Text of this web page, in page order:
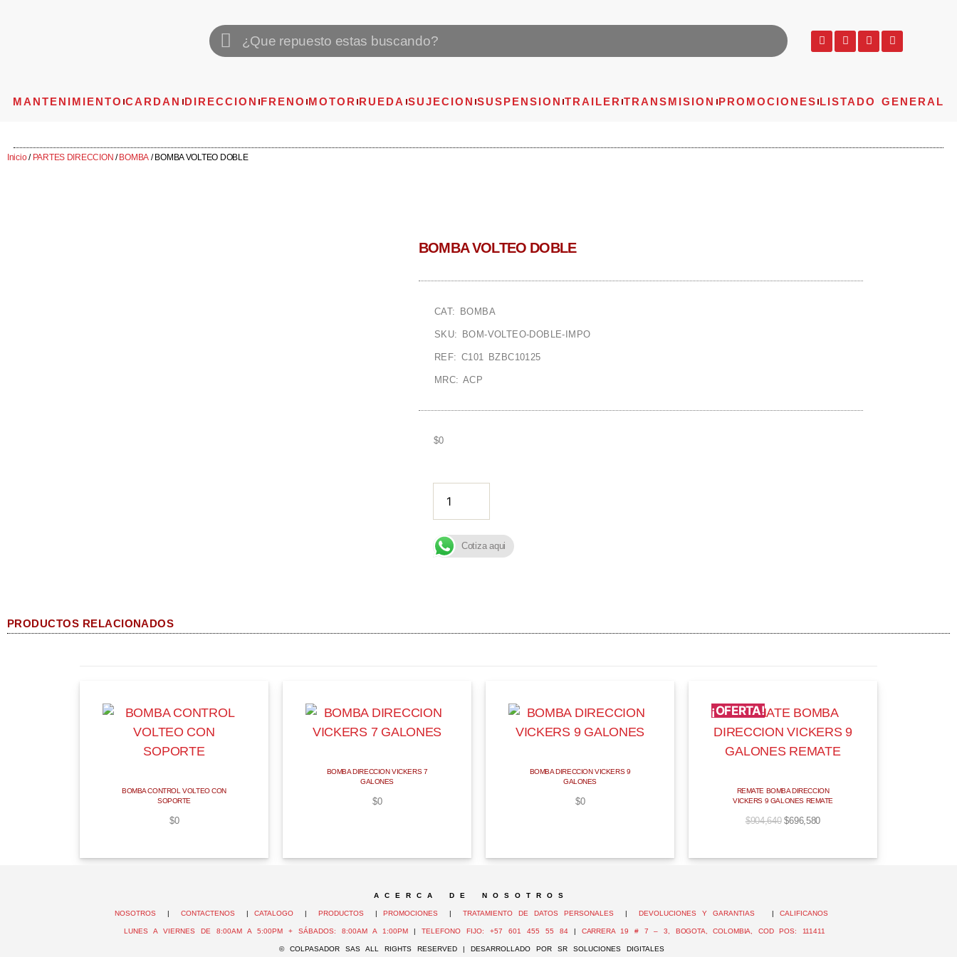
MANTENIMIENTO CARDAN DIRECCION FRENO MOTOR RUEDA SUJECION SUSPENSION TRAILER TRANSMISION PROMOCIONES LISTADO GENERAL
Inicio/ PARTES DIRECCION / BOMBA / BOMBA VOLTEO DOBLE
BOMBA VOLTEO DOBLE
CAT: BOMBA
SKU: BOM-VOLTEO-DOBLE-IMPO
REF: C101 BZBC10125
MRC: ACP
$0
Cotiza aqui
PRODUCTOS RELACIONADOS
BOMBA CONTROL VOLTEO CON
SOPORTE
$0
BOMBA DIRECCION VICKERS 7
GALONES
$0
BOMBA DIRECCION VICKERS 9
GALONES
$0
¡OFERTA!
REMATE BOMBA DIRECCION
VICKERS 9 GALONES REMATE
$904,640 $696,580
A C E R C A D E N O S O T R O S
NOSOTROS |CONTACTENOS |CATALOGO |PRODUCTOS |PROMOCIONES |TRATAMIENTO DE DATOS PERSONALES |DEVOLUCIONES Y GARANTIAS |CALIFICANOS
LUNES A VIERNES DE 8:00AM A 5:00PM + SÁBADOS: 8:00AM A 1:00PM| TELEFONO FIJO: +57 601 455 55 84| CARRERA 19 # 7 – 3, BOGOTA, COLOMBIA, COD POS: 111411
© COLPASADOR SAS ALL RIGHTS RESERVED | DESARROLLADO POR SR SOLUCIONES DIGITALES